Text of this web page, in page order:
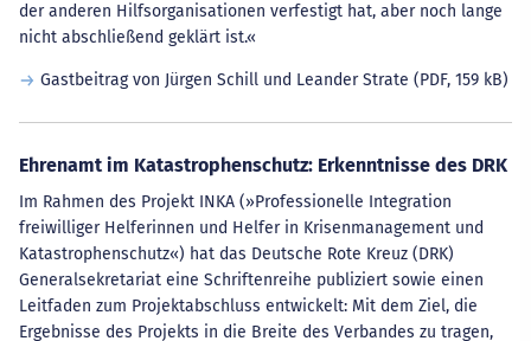
der anderen Hilfsorganisationen verfestigt hat, aber noch lange
nicht abschließend geklärt ist.«
Gastbeitrag von Jürgen Schill und Leander Strate (PDF, 159 kB)
Ehrenamt im Katastrophenschutz: Erkenntnisse des DRK
Im Rahmen des Projekt INKA (»Professionelle Integration
freiwilliger Helferinnen und Helfer in Krisenmanagement und
Katastrophenschutz«) hat das Deutsche Rote Kreuz (DRK)
Generalsekretariat eine Schriftenreihe publiziert sowie einen
Leitfaden zum Projektabschluss entwickelt: Mit dem Ziel, die
Ergebnisse des Projekts in die Breite des Verbandes zu tragen,